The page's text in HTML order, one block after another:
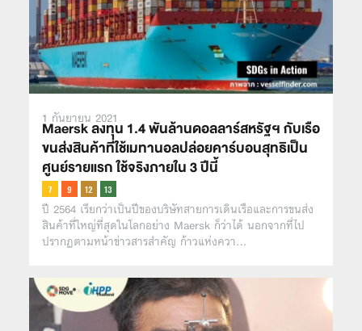
1 กันยายน 2021
Maersk ลงทุน 1.4 พันล้านดอลลาร์สหรัฐฯ กับเรือ
ขนส่งสินค้าที่ใช้เมทานอลปล่อยคาร์บอนสุทธิเป็น
ศูนย์รายแรก ใช้จริงภายใน 3 ปีนี้
ปี 2564 เรียกว่าเป็นปีของบริษัทสายการเดินเรือและการขนส่ง
สินค้าที่ใหญ่ที่สุดในโลกอย่าง Maersk ก็ว่าได้ นอกจากที่ไป
ปรากฏตามหน้าข่าวสารสำคัญ ก้าวแห่งควา…